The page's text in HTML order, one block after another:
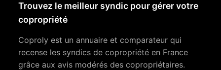
Trouvez le meilleur syndic pour gérer votre
copropriété
Coproly est un annuaire et comparateur qui
recense les syndics de copropriété en France
grâce aux avis modérés des copropriétaires.